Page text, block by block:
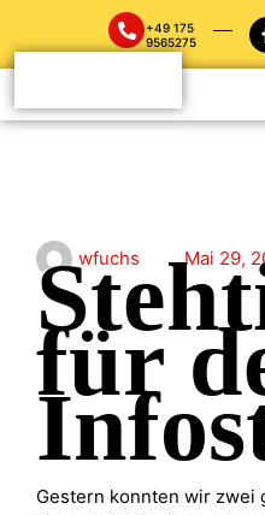
+49 175
9565275
wfuchs Mai 29,
für
Gestern konnten wir zwei